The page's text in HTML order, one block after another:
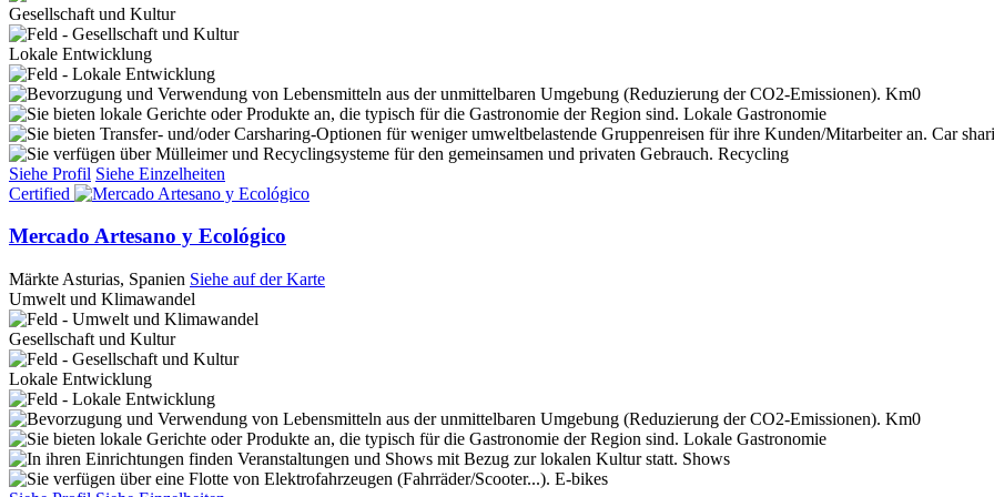
Gesellschaft und Kultur
Lokale Entwicklung
Km0
Lokale Gastronomie
Car
Recycling
Siehe Profil Siehe Einzelheiten
Certified
Mercado Artesano y Ecológico
Märkte Asturias, Spanien Siehe auf der Karte
Umwelt und Klimawandel
Gesellschaft und Kultur
Lokale Entwicklung
Km0
Lokale Gastronomie
Shows
E-bikes